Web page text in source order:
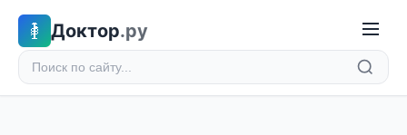
Доктор.ру